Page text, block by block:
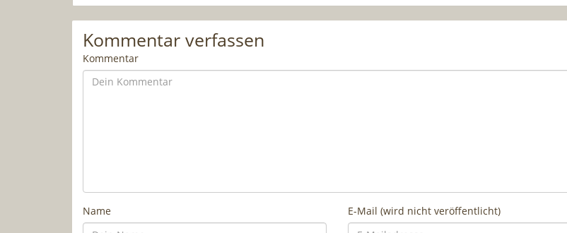
Kommentar verfassen
Kommentar
Name E-Mail (wird nicht veröffentlicht)